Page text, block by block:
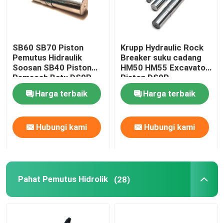
SB60 SB70 Piston
Pemutus Hidraulik
Soosan SB40 Piston
Pemecah Batu DS9P
Harga terbaik
Hubungi kami
Krupp Hydraulic Rock
Breaker suku cadang
HM50 HM55 Excavator
Piston DS9P
Harga terbaik
Hubungi kami
Pahat Pemutus Hidrolik (28)